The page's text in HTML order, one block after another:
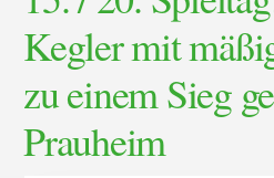
Kegler mit
zu einem Sieg
Prauheim